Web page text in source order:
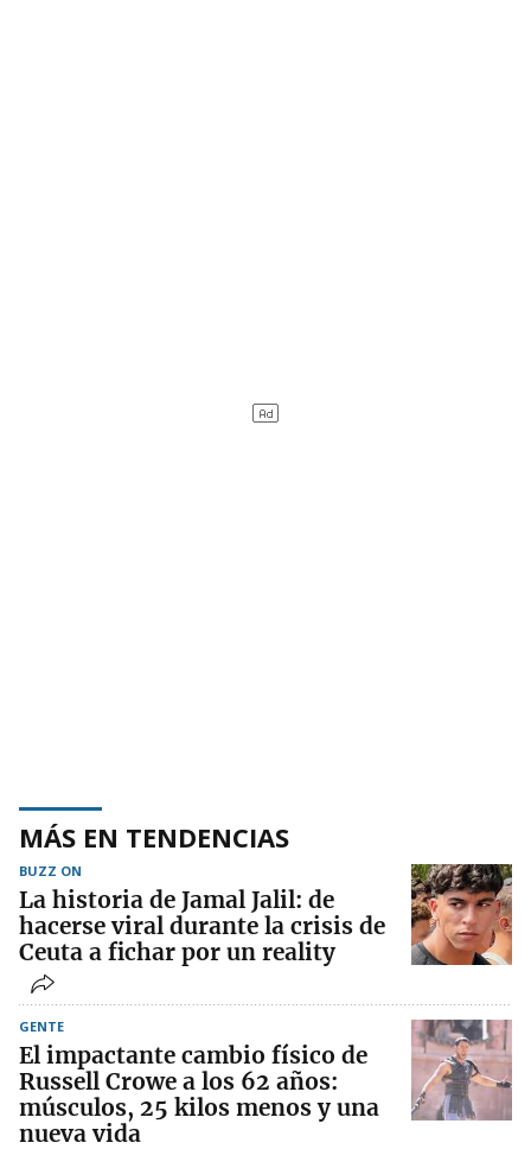
MÁS EN TENDENCIAS
BUZZ ON
La historia de Jamal Jalil: de
hacerse viral durante la crisis de
Ceuta a fichar por un reality
GENTE
El impactante cambio físico de
Russell Crowe a los 62 años:
músculos, 25 kilos menos y una
nueva vida